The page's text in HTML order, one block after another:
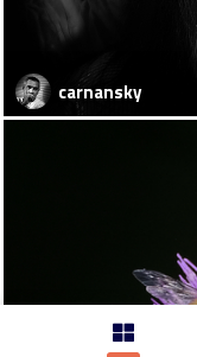
carnansky